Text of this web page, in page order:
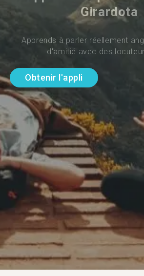
Girardota
Apprends à parler réellement
d'amitié avec des
Obtenir l'appli